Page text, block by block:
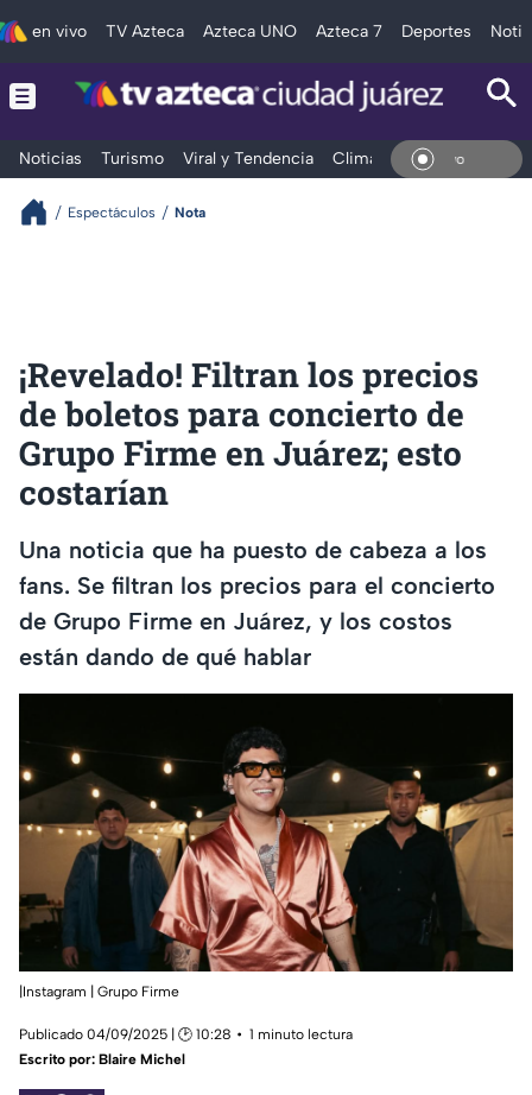
en vivo TV Azteca Azteca UNO Azteca 7 Deportes
Noticias Turismo Viral y Tendencia Clima Deportes En
Espectáculos Nota
¡Revelado! Filtran los precios
de boletos para concierto de
Grupo Firme en Juárez; esto
costarían
Una noticia que ha puesto de cabeza a los
fans. Se filtran los precios para el concierto
de Grupo Firme en Juárez, y los costos
están dando de qué hablar
|Instagram | Grupo Firme
Publicado 04/09/2025 | 🕑 10:28
1 minuto lectura
Escrito por: Blaire Michel